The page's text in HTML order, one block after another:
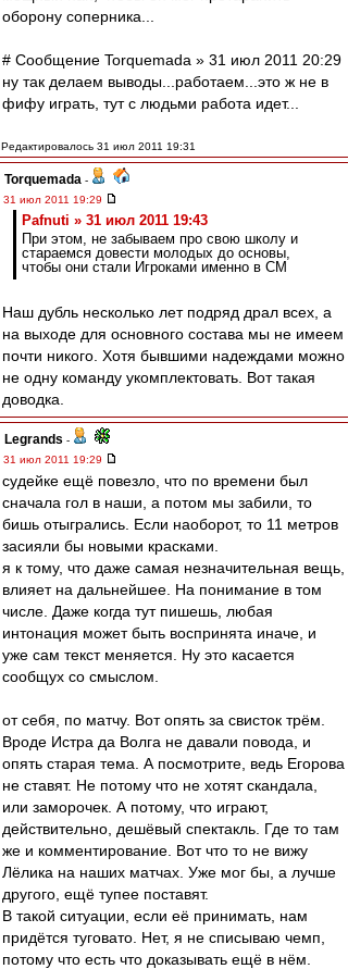
оборону соперника...
# Сообщение Torquemada » 31 июл 2011 20:29
ну так делаем выводы...работаем...это ж не в
фифу играть, тут с людьми работа идет...
Редактировалось 31 июл 2011 19:31
Torquemada -
31 июл 2011 19:29
Pafnuti » 31 июл 2011 19:43
При этом, не забываем про свою школу и
стараемся довести молодых до основы,
чтобы они стали Игроками именно в СМ
Наш дубль несколько лет подряд драл всех, а
на выходе для основного состава мы не имеем
почти никого. Хотя бывшими надеждами можно
не одну команду укомплектовать. Вот такая
доводка.
Legrands -
31 июл 2011 19:29
судейке ещё повезло, что по времени был
сначала гол в наши, а потом мы забили, то
бишь отыгрались. Если наоборот, то 11 метров
засияли бы новыми красками.
я к тому, что даже самая незначительная вещь,
влияет на дальнейшее. На понимание в том
числе. Даже когда тут пишешь, любая
интонация может быть воспринята иначе, и
уже сам текст меняется. Ну это касается
сообщух со смыслом.
от себя, по матчу. Вот опять за свисток трём.
Вроде Истра да Волга не давали повода, и
опять старая тема. А посмотрите, ведь Егорова
не ставят. Не потому что не хотят скандала,
или заморочек. А потому, что играют,
действительно, дешёвый спектакль. Где то там
же и комментирование. Вот что то не вижу
Лёлика на наших матчах. Уже мог бы, а лучше
другого, ещё тупее поставят.
В такой ситуации, если её принимать, нам
придётся туговато. Нет, я не списываю чемп,
потому что есть что доказывать ещё в нём.